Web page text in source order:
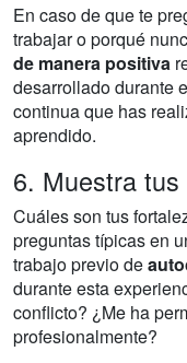
En caso de que te
trabajar o porqué
de manera positiva
desarrollado durante
continua que has
aprendido.
6. Muestra
Cuáles son tus
preguntas típicas en
trabajo previo de
durante esta
conflicto? ¿Me ha
profesionalmente?